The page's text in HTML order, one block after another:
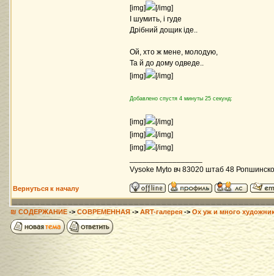
[img]
[/img]
І шумить, і гуде
Дрібний дощик іде..
Ой, хто ж мене, молодую,
Та й до дому одведе..
[img]
[/img]
Добавлено спустя 4 минуты 25 секунд:
[img]
[/img]
[img]
[/img]
[img]
[/img]
Vysoke Myto вч 83020 штаб 48
Вернуться к началу
₪ СОДЕРЖАНИЕ->СОВРЕМЕННАЯ-> ART-галерея-> Ох уж и много